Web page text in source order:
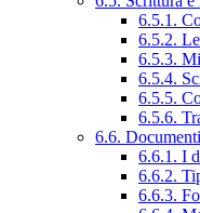
6.5.1.
6.5.2.
6.5.3.
6.5.4.
6.5.5.
6.5.6.
6.6. Documenti
6.6.1. I
6.6.2.
6.6.3.